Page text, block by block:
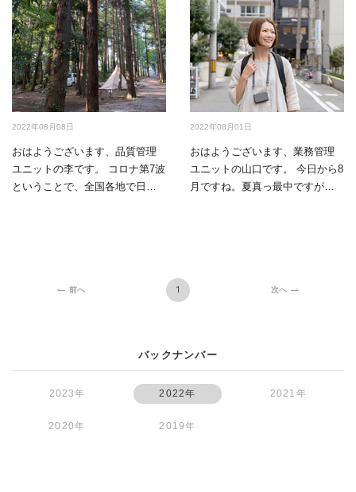
2022年08月08日
おはようございます、品質管理
ユニットの李です。 コロナ第7波
ということで、全国各地で日々
2022年08月01日
おはようございます、業務管理
ユニットの山口です。 今日から8
月ですね。夏真っ最中ですが、
前へ 1 次へ
バックナンバー
2023年 2022年 2021年
2020年 2019年